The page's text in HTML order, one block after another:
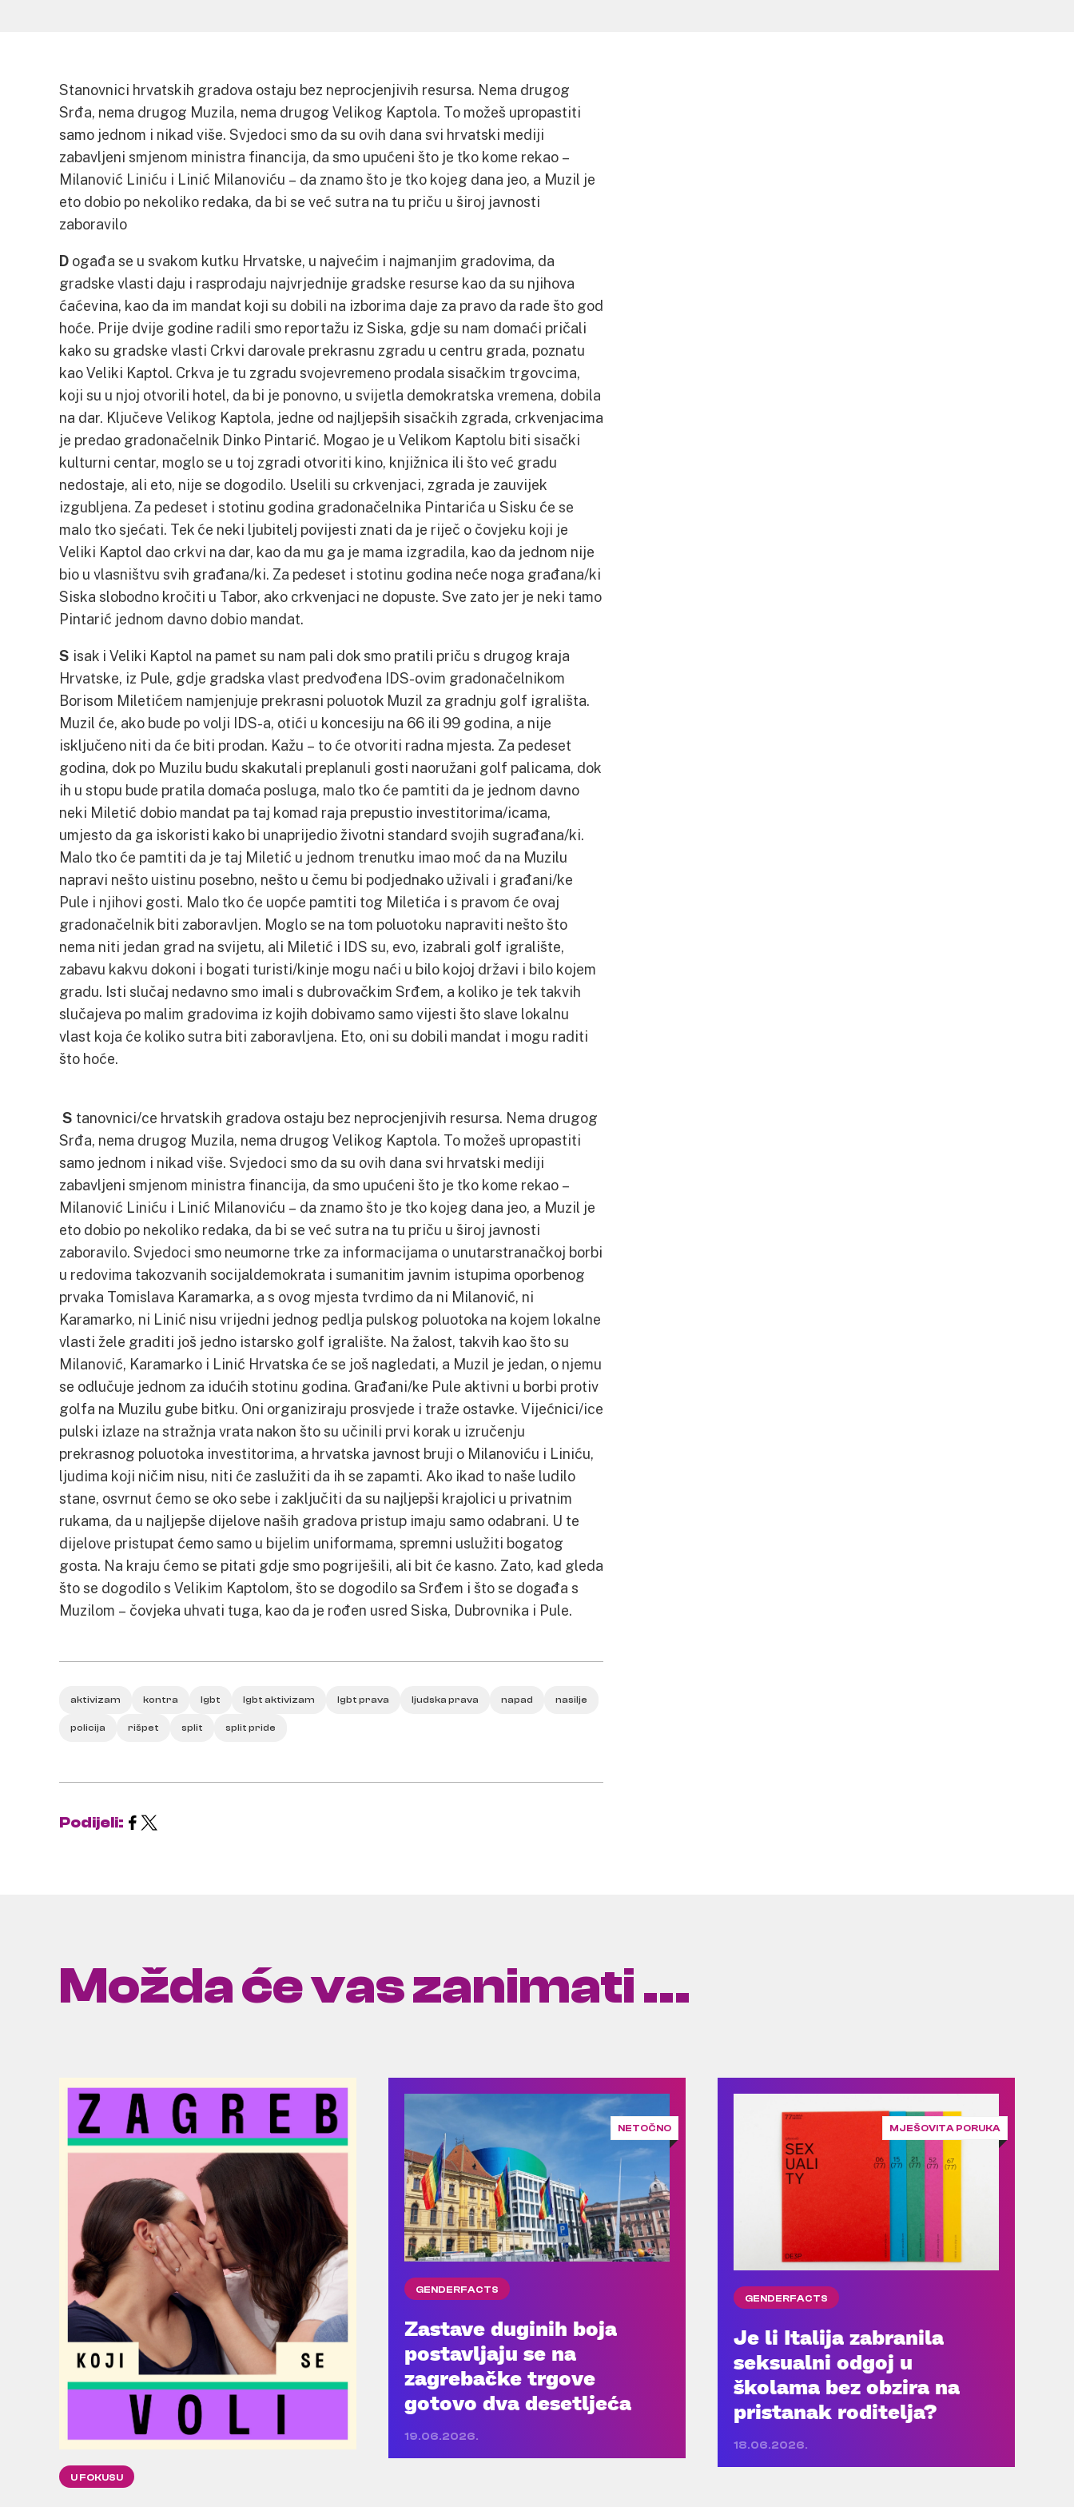
Stanovnici hrvatskih gradova ostaju bez neprocjenjivih resursa. Nema drugog
Srđa, nema drugog Muzila, nema drugog Velikog Kaptola. To možeš upropastiti
samo jednom i nikad više. Svjedoci smo da su ovih dana svi hrvatski mediji
zabavljeni smjenom ministra financija, da smo upućeni što je tko kome rekao –
Milanović Liniću i Linić Milanoviću – da znamo što je tko kojeg dana jeo, a Muzil je
eto dobio po nekoliko redaka, da bi se već sutra na tu priču u široj javnosti
zaboravilo
D ogađa se u svakom kutku Hrvatske, u najvećim i najmanjim gradovima, da
gradske vlasti daju i rasprodaju najvrjednije gradske resurse kao da su njihova
ćaćevina, kao da im mandat koji su dobili na izborima daje za pravo da rade što god
hoće. Prije dvije godine radili smo reportažu iz Siska, gdje su nam domaći pričali
kako su gradske vlasti Crkvi darovale prekrasnu zgradu u centru grada, poznatu
kao Veliki Kaptol. Crkva je tu zgradu svojevremeno prodala sisačkim trgovcima,
koji su u njoj otvorili hotel, da bi je ponovno, u svijetla demokratska vremena, dobila
na dar. Ključeve Velikog Kaptola, jedne od najljepših sisačkih zgrada, crkvenjacima
je predao gradonačelnik Dinko Pintarić. Mogao je u Velikom Kaptolu biti sisački
kulturni centar, moglo se u toj zgradi otvoriti kino, knjižnica ili što već gradu
nedostaje, ali eto, nije se dogodilo. Uselili su crkvenjaci, zgrada je zauvijek
izgubljena. Za pedeset i stotinu godina gradonačelnika Pintarića u Sisku će se
malo tko sjećati. Tek će neki ljubitelj povijesti znati da je riječ o čovjeku koji je
Veliki Kaptol dao crkvi na dar, kao da mu ga je mama izgradila, kao da jednom nije
bio u vlasništvu svih građana/ki. Za pedeset i stotinu godina neće noga građana/ki
Siska slobodno kročiti u Tabor, ako crkvenjaci ne dopuste. Sve zato jer je neki tamo
Pintarić jednom davno dobio mandat.
S isak i Veliki Kaptol na pamet su nam pali dok smo pratili priču s drugog kraja
Hrvatske, iz Pule, gdje gradska vlast predvođena IDS-ovim gradonačelnikom
Borisom Miletićem namjenjuje prekrasni poluotok Muzil za gradnju golf igrališta.
Muzil će, ako bude po volji IDS-a, otići u koncesiju na 66 ili 99 godina, a nije
isključeno niti da će biti prodan. Kažu – to će otvoriti radna mjesta. Za pedeset
godina, dok po Muzilu budu skakutali preplanuli gosti naoružani golf palicama, dok
ih u stopu bude pratila domaća posluga, malo tko će pamtiti da je jednom davno
neki Miletić dobio mandat pa taj komad raja prepustio investitorima/icama,
umjesto da ga iskoristi kako bi unaprijedio životni standard svojih sugrađana/ki.
Malo tko će pamtiti da je taj Miletić u jednom trenutku imao moć da na Muzilu
napravi nešto uistinu posebno, nešto u čemu bi podjednako uživali i građani/ke
Pule i njihovi gosti. Malo tko će uopće pamtiti tog Miletića i s pravom će ovaj
gradonačelnik biti zaboravljen. Moglo se na tom poluotoku napraviti nešto što
nema niti jedan grad na svijetu, ali Miletić i IDS su, evo, izabrali golf igralište,
zabavu kakvu dokoni i bogati turisti/kinje mogu naći u bilo kojoj državi i bilo kojem
gradu. Isti slučaj nedavno smo imali s dubrovačkim Srđem, a koliko je tek takvih
slučajeva po malim gradovima iz kojih dobivamo samo vijesti što slave lokalnu
vlast koja će koliko sutra biti zaboravljena. Eto, oni su dobili mandat i mogu raditi
što hoće.
S tanovnici/ce hrvatskih gradova ostaju bez neprocjenjivih resursa. Nema drugog
Srđa, nema drugog Muzila, nema drugog Velikog Kaptola. To možeš upropastiti
samo jednom i nikad više. Svjedoci smo da su ovih dana svi hrvatski mediji
zabavljeni smjenom ministra financija, da smo upućeni što je tko kome rekao –
Milanović Liniću i Linić Milanoviću – da znamo što je tko kojeg dana jeo, a Muzil je
eto dobio po nekoliko redaka, da bi se već sutra na tu priču u široj javnosti
zaboravilo. Svjedoci smo neumorne trke za informacijama o unutarstranačkoj borbi
u redovima takozvanih socijaldemokrata i sumanitim javnim istupima oporbenog
prvaka Tomislava Karamarka, a s ovog mjesta tvrdimo da ni Milanović, ni
Karamarko, ni Linić nisu vrijedni jednog pedlja pulskog poluotoka na kojem lokalne
vlasti žele graditi još jedno istarsko golf igralište. Na žalost, takvih kao što su
Milanović, Karamarko i Linić Hrvatska će se još nagledati, a Muzil je jedan, o njemu
se odlučuje jednom za idućih stotinu godina. Građani/ke Pule aktivni u borbi protiv
golfa na Muzilu gube bitku. Oni organiziraju prosvjede i traže ostavke. Vijećnici/ice
pulski izlaze na stražnja vrata nakon što su učinili prvi korak u izručenju
prekrasnog poluotoka investitorima, a hrvatska javnost bruji o Milanoviću i Liniću,
ljudima koji ničim nisu, niti će zaslužiti da ih se zapamti. Ako ikad to naše ludilo
stane, osvrnut ćemo se oko sebe i zaključiti da su najljepši krajolici u privatnim
rukama, da u najljepše dijelove naših gradova pristup imaju samo odabrani. U te
dijelove pristupat ćemo samo u bijelim uniformama, spremni uslužiti bogatog
gosta. Na kraju ćemo se pitati gdje smo pogriješili, ali bit će kasno. Zato, kad gleda
što se dogodilo s Velikim Kaptolom, što se dogodilo sa Srđem i što se događa s
Muzilom – čovjeka uhvati tuga, kao da je rođen usred Siska, Dubrovnika i Pule.
aktivizam kontra lgbt lgbt aktivizam lgbt prava ljudska prava napad nasilje
policija rišpet split split pride
Podijeli:
Možda će vas zanimati ...
U FOKUSU
NETOČNO
GENDERFACTS
Zastave duginih boja
postavljaju se na
zagrebačke trgove
gotovo dva desetljeća
19.06.2026.
MJEŠOVITA PORUKA
GENDERFACTS
Je li Italija zabranila
seksualni odgoj u
školama bez obzira na
pristanak roditelja?
18.06.2026.